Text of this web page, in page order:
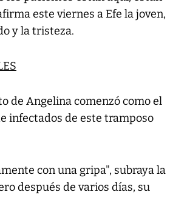
este viernes a Efe la joven,
y la tristeza.
de Angelina comenzó como el
infectados de este tramposo
con una gripa", subraya la
después de varios días, su